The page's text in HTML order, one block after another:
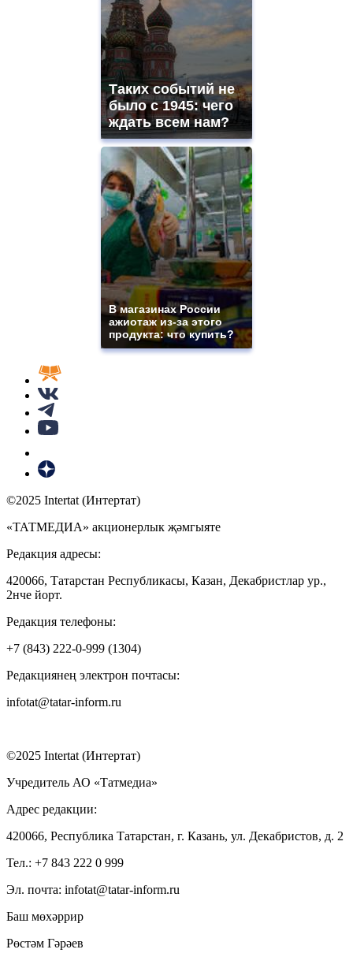
Таких событий не
было с 1945: чего
ждать всем нам?
В магазинах России
ажиотаж из-за этого
продукта: что купить?
©2025 Intertat (Интертат)
«ТАТМЕДИА» акционерлык җәмгыяте
Редакция адресы:
420066, Татарстан Республикасы, Казан, Декабристлар ур.,
2нче йорт.
Редакция телефоны:
+7 (843) 222-0-999 (1304)
Редакциянең электрон почтасы:
infotat@tatar-inform.ru
©2025 Intertat (Интертат)
Учредитель АО «Татмедиа»
Адрес редакции:
420066, Республика Татарстан, г. Казань, ул. Декабристов, д. 2
Тел.: +7 843 222 0 999
Эл. почта: infotat@tatar-inform.ru
Баш мөхәррир
Рөстәм Гәрәев